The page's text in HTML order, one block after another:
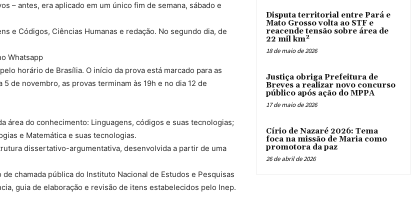
– antes, era aplicado em um único fim de semana, sábado e
e Códigos, Ciências Humanas e redação. No segundo dia, de
Whatsapp
horário de Brasília. O início da prova está marcado para as
de novembro, as provas terminam às 19h e no dia 12 de
área do conhecimento: Linguagens, códigos e suas tecnologias;
e Matemática e suas tecnologias.
dissertativo-argumentativa, desenvolvida a partir de uma
chamada pública do Instituto Nacional de Estudos e Pesquisas
guia de elaboração e revisão de itens estabelecidos pelo Inep.
Disputa territorial entre Pará e
Mato Grosso volta ao STF e
reacende tensão sobre área de
22 mil km²
18 de maio de 2026
Justiça obriga Prefeitura de
Breves a realizar novo concurso
público após ação do MPPA
17 de maio de 2026
Círio de Nazaré 2026: Tema
foca na missão de Maria como
promotora da paz
26 de abril de 2026